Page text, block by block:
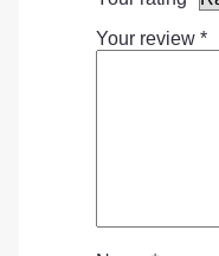
Your review *